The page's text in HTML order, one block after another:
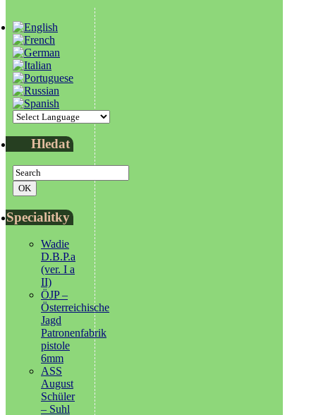
Hledat
Specialitky
Wadie
D.B.P.a
(ver. I a
II)
ÖJP –
Österreichische
Jagd
Patronenfabrik
pistole
6mm
ASS
August
Schüler
– Suhl